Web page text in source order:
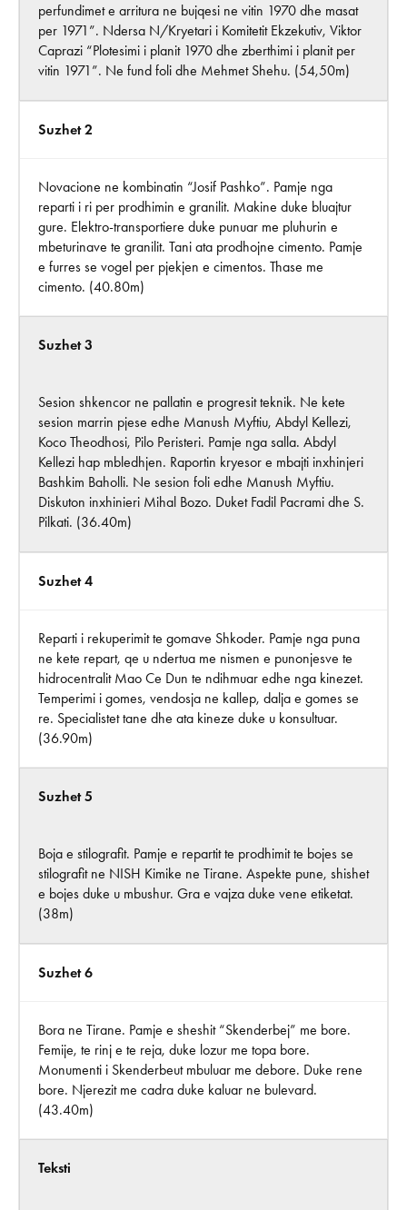
perfundimet e arritura ne bujqesi ne vitin 1970 dhe masat
per 1971”. Ndersa N/Kryetari i Komitetit Ekzekutiv, Viktor
Caprazi “Plotesimi i planit 1970 dhe zberthimi i planit per
vitin 1971”. Ne fund foli dhe Mehmet Shehu. (54,50m)
Suzhet 2
Novacione ne kombinatin “Josif Pashko”. Pamje nga
reparti i ri per prodhimin e granilit. Makine duke bluajtur
gure. Elektro-transportiere duke punuar me pluhurin e
mbeturinave te granilit. Tani ata prodhojne cimento. Pamje
e furres se vogel per pjekjen e cimentos. Thase me
cimento. (40.80m)
Suzhet 3
Sesion shkencor ne pallatin e progresit teknik. Ne kete
sesion marrin pjese edhe Manush Myftiu, Abdyl Kellezi,
Koco Theodhosi, Pilo Peristeri. Pamje nga salla. Abdyl
Kellezi hap mbledhjen. Raportin kryesor e mbajti inxhinjeri
Bashkim Baholli. Ne sesion foli edhe Manush Myftiu.
Diskuton inxhinieri Mihal Bozo. Duket Fadil Pacrami dhe S.
Pilkati. (36.40m)
Suzhet 4
Reparti i rekuperimit te gomave Shkoder. Pamje nga puna
ne kete repart, qe u ndertua me nismen e punonjesve te
hidrocentralit Mao Ce Dun te ndihmuar edhe nga kinezet.
Temperimi i gomes, vendosja ne kallep, dalja e gomes se
re. Specialistet tane dhe ata kineze duke u konsultuar.
(36.90m)
Suzhet 5
Boja e stilografit. Pamje e repartit te prodhimit te bojes se
stilografit ne NISH Kimike ne Tirane. Aspekte pune, shishet
e bojes duke u mbushur. Gra e vajza duke vene etiketat.
(38m)
Suzhet 6
Bora ne Tirane. Pamje e sheshit “Skenderbej” me bore.
Femije, te rinj e te reja, duke lozur me topa bore.
Monumenti i Skenderbeut mbuluar me debore. Duke rene
bore. Njerezit me cadra duke kaluar ne bulevard.
(43.40m)
Teksti